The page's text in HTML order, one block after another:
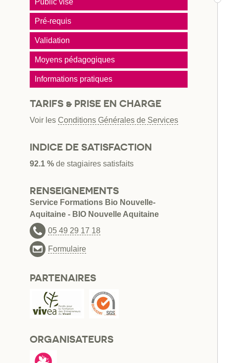
Public visé
Pré-requis
Validation
Moyens pédagogiques
Informations pratiques
TARIFS & PRISE EN CHARGE
Voir les Conditions Générales de Services
INDICE DE SATISFACTION
92.1 % de stagiaires satisfaits
RENSEIGNEMENTS
Service Formations Bio Nouvelle-
Aquitaine - BIO Nouvelle Aquitaine
05 49 29 17 18
Formulaire
PARTENAIRES
ORGANISATEURS